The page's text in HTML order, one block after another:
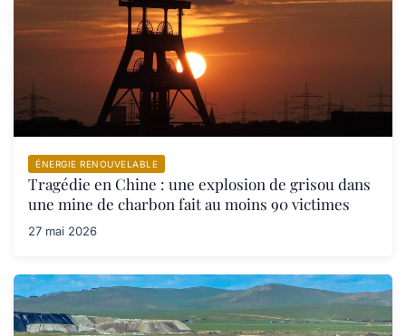
ÉNERGIE RENOUVELABLE
Tragédie en Chine : une explosion de grisou dans
une mine de charbon fait au moins 90 victimes
27 mai 2026